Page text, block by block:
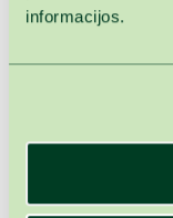
informacijos.